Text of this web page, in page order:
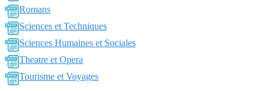
Romans
Sciences et Techniques
Sciences Humaines et Sociales
Theatre et Opera
Tourisme et Voyages